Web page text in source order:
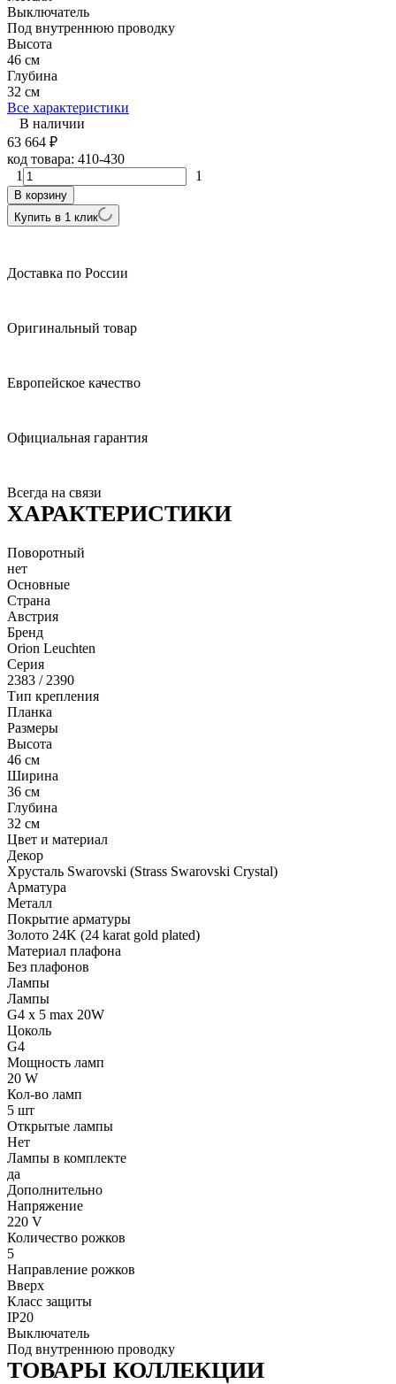
Выключатель
Под внутреннюю проводку
Высота
46 см
Глубина
32 см
Все характеристики
В наличии
63 664 ₽
код товара: 410-430
1
1
В корзину
Купить в 1 клик
Доставка по России
Оригинальный товар
Европейское качество
Официальная гарантия
Всегда на связи
ХАРАКТЕРИСТИКИ
Поворотный
нет
Основные
Страна
Австрия
Бренд
Orion Leuchten
Серия
2383 / 2390
Тип крепления
Планка
Размеры
Высота
46 см
Ширина
36 см
Глубина
32 см
Цвет и материал
Декор
Хрусталь Swarovski (Strass Swarovski Crystal)
Арматура
Металл
Покрытие арматуры
Золото 24K (24 karat gold plated)
Материал плафона
Без плафонов
Лампы
Лампы
G4 x 5 max 20W
Цоколь
G4
Мощность ламп
20 W
Кол-во ламп
5 шт
Открытые лампы
Нет
Лампы в комплекте
да
Дополнительно
Напряжение
220 V
Количество рожков
5
Направление рожков
Вверх
Класс защиты
IP20
Выключатель
Под внутреннюю проводку
ТОВАРЫ КОЛЛЕКЦИИ